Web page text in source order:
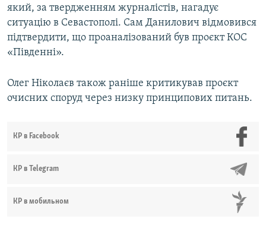
який, за твердженням журналістів, нагадує
ситуацію в Севастополі. Сам Данилович відмовився
підтвердити, що проаналізований був проєкт КОС
«Південні».
Олег Ніколаєв також раніше критикував проєкт
очисних споруд через низку принципових питань.
КР в Facebook
КР в Telegram
КР в мобильном